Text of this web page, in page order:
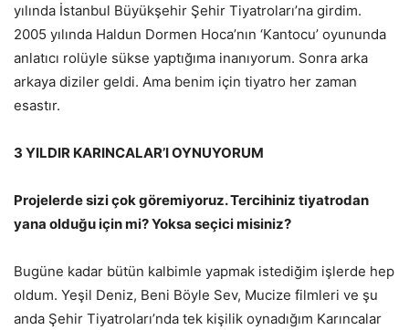
yılında İstanbul Büyükşehir Şehir Tiyatroları’na girdim.
2005 yılında Haldun Dormen Hoca’nın ‘Kantocu’ oyununda
anlatıcı rolüyle sükse yaptığıma inanıyorum. Sonra arka
arkaya diziler geldi. Ama benim için tiyatro her zaman
esastır.
3 YILDIR KARINCALAR’I OYNUYORUM
Projelerde sizi çok göremiyoruz. Tercihiniz tiyatrodan
yana olduğu için mi? Yoksa seçici misiniz?
Bugüne kadar bütün kalbimle yapmak istediğim işlerde hep
oldum. Yeşil Deniz, Beni Böyle Sev, Mucize filmleri ve şu
anda Şehir Tiyatroları’nda tek kişilik oynadığım Karıncalar